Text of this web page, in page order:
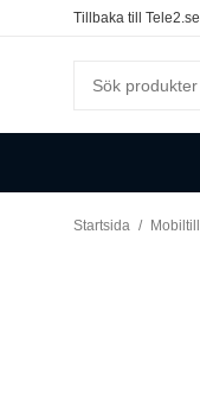
Tillbaka till Tele2.se
Startsida /